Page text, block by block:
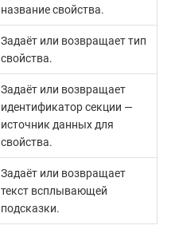
название свойства.
Задаёт или возвращает тип
свойства.
Задаёт или возвращает
идентификатор секции —
источник данных для
свойства.
Задаёт или возвращает
текст всплывающей
подсказки.